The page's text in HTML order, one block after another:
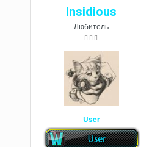
Insidious
Любитель
User